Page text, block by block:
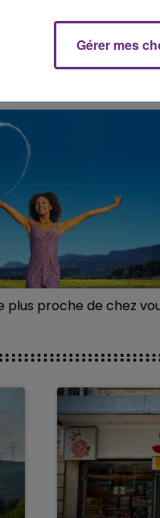
de vacances,
de sang,
Champagne.
proche de chez
Gérer mes